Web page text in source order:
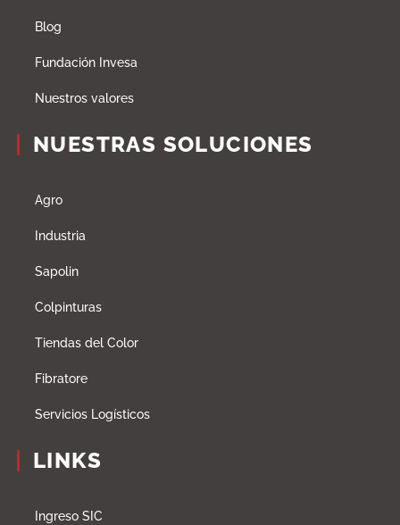
Blog
Fundación Invesa
Nuestros valores
NUESTRAS SOLUCIONES
Agro
Industria
Sapolin
Colpinturas
Tiendas del Color
Fibratore
Servicios Logísticos
LINKS
Ingreso SIC